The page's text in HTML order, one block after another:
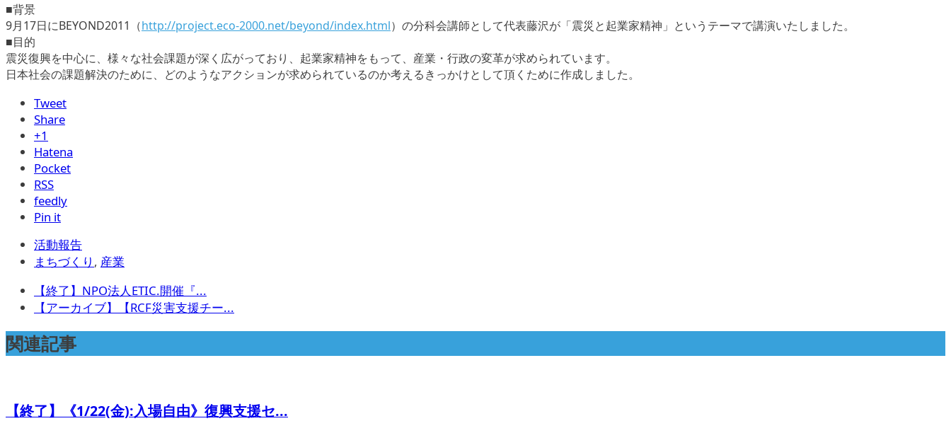
■背景
9月17日にBEYOND2011（http://project.eco-2000.net/beyond/index.html）の分科会講師として代表藤沢が「震災と起業家精神」というテーマで講演いたしました。
■目的
震災復興を中心に、様々な社会課題が深く広がっており、起業家精神をもって、産業・行政の変革が求められています。
日本社会の課題解決のために、どのようなアクションが求められているのか考えるきっかけとして頂くために作成しました。
Tweet
Share
+1
Hatena
Pocket
RSS
feedly
Pin it
活動報告
まちづくり , 産業
【終了】NPO法人ETIC.開催『...
【アーカイブ】【RCF災害支援チー...
関連記事
【終了】《1/22(金):入場自由》復興支援セ...